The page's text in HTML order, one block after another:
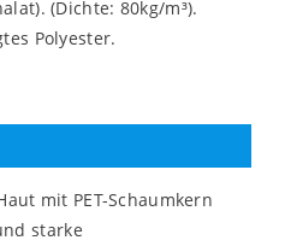
(Dichte: 80kg/m³).
Polyester.
mit PET-Schaumkern
starke